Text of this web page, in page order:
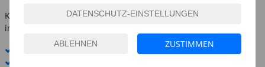
Kostenlose Lieferung ab69,-€
innerhalb Deutschlands -
Standard-Lieferung
10. - 11. August
ZUSTIMMEN